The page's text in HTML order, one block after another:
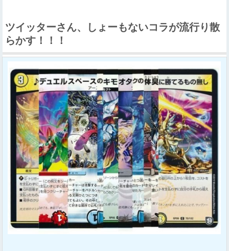
ツイッターさん、しょーもないコラが流行り散
らかす！！！